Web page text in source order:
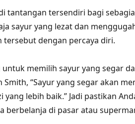
tantangan tersendiri bagi
sayur yang lezat dan
dengan percaya diri.
memilih sayur yang segar
“Sayur yang segar akan
yang lebih baik.” Jadi pastikan
berbelanja di pasar atau